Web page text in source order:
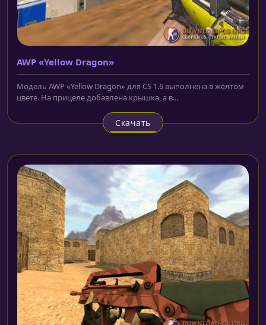
AWP «Yellow Dragon»
Модель AWP «Yellow Dragon» для CS 1.6 выполнена в жёлтом
цвете. На прицеле добавлена крышка, а в...
Скачать